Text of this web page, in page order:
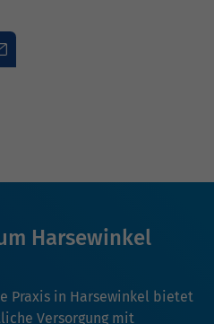
Harsewinkel
Praxis in Harsewinkel bietet
Versorgung mit